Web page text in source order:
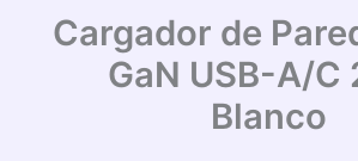
Cargador de
GaN USB-A/C
Blanco